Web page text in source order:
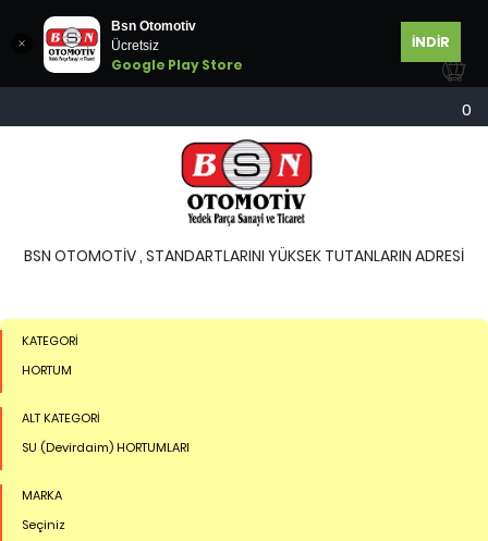
Bsn Otomotiv
Ücretsiz
Google Play Store
İNDİR
0
BSN OTOMOTİV , STANDARTLARINI YÜKSEK TUTANLARIN ADRESİ
KATEGORİ
HORTUM
ALT KATEGORİ
SU (Devirdaim) HORTUMLARI
MARKA
Seçiniz